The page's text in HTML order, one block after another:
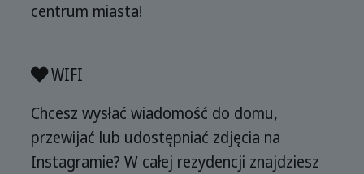
centrum miasta!
WIFI
Chcesz wysłać wiadomość do domu,
przewijać lub udostępniać zdjęcia na
Instagramie? W całej rezydencji znajdziesz